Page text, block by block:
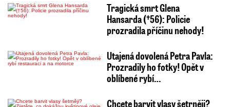
Tragická smrt Glena
Hansarda (†56): Policie
prozradila příčinu nehody!
Utajená dovolená Petra Pavla:
Prozradily ho fotky! Opět v
oblíbené rybí…
Chcete barvit vlasy šetrněji?